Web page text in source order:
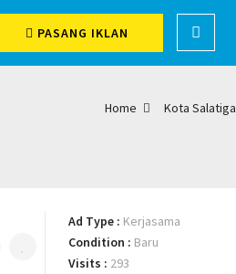
PASANG IKLAN
Home Kota Salatiga
Ad Type : Kerjasama
Condition : Baru
Visits : 293